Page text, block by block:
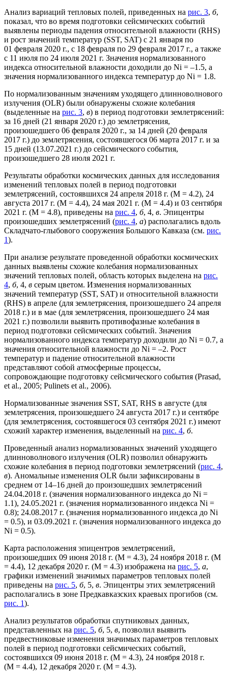
Анализ вариаций тепловых полей, приведенных на рис. 3, б,
показал, что во время подготовки сейсмических событий
выявлены периоды падения относительной влажности (RHS)
и рост значений температур (SST, SAT) с 21 января по
01 февраля 2020 г., с 18 февраля по 29 февраля 2017 г., а также
с 11 июля по 24 июля 2021 г. Значения нормализованного
индекса относительной влажности доходили до Ni = –1.5, а
значения нормализованного индекса температур до Ni = 1.8.
По нормализованным значениям уходящего длинноволнового
излучения (OLR) были обнаружены схожие колебания
(выделенные на рис. 3, в) в период подготовки землетрясений:
за 16 дней (21 января 2020 г.) до землетрясения,
произошедшего 06 февраля 2020 г., за 14 дней (20 февраля
2017 г.) до землетрясения, состоявшегося 06 марта 2017 г. и за
15 дней (13.07.2021 г.) до сейсмического события,
произошедшего 28 июля 2021 г.
Результаты обработки космических данных для исследования
изменений тепловых полей в период подготовки
землетрясений, состоявшихся 24 апреля 2018 г. (М = 4.2), 24
августа 2017 г. (М = 4.4), 24 мая 2021 г. (М = 4.4) и 03 сентября
2021 г. (М = 4.8), приведены на рис. 4, б, 4, в. Эпицентры
произошедших землетрясений (рис. 4, а) располагались вдоль
Складчато-глыбового сооружения Большого Кавказа (см. рис.
1).
При анализе результате проведенной обработки космических
данных выявлены схожие колебания нормализованных
значений тепловых полей, область которых выделена на рис.
4, б, 4, в серым цветом. Изменения нормализованных
значений температур (SST, SAT) и относительной влажности
(RHS) в апреле (для землетрясения, произошедшего 24 апреля
2018 г.) и в мае (для землетрясения, произошедшего 24 мая
2021 г.) позволили выявить противофазные колебания в
период подготовки сейсмических событий. Значения
нормализованного индекса температур доходили до Ni = 0.7, а
значения относительной влажности до Ni = –2. Рост
температур и падение относительной влажности
представляют собой атмосферные процессы,
сопровождающие подготовку сейсмического события (Prasad,
et al., 2005; Pulinets et al., 2006).
Нормализованные значения SST, SAT, RHS в августе (для
землетрясения, произошедшего 24 августа 2017 г.) и сентябре
(для землетрясения, состоявшегося 03 сентября 2021 г.) имеют
схожий характер изменения, выделенный на рис. 4, б.
Проведенный анализ нормализованных значений уходящего
длинноволнового излучения (OLR) позволил обнаружить
схожие колебания в период подготовки землетрясений (рис. 4,
в). Аномальные изменения OLR были зафиксированы в
среднем от 14–16 дней до произошедших землетрясений
24.04.2018 г. (значения нормализованного индекса до Ni =
1.1), 24.05.2021 г. (значения нормализованного индекса Ni =
0.8); 24.08.2017 г. (значения нормализованного индекса до Ni
= 0.5), и 03.09.2021 г. (значения нормализованного индекса до
Ni = 0.5).
Карта расположения эпицентров землетрясений,
произошедших 09 июня 2018 г. (М = 4.3), 24 ноября 2018 г. (М
= 4.4), 12 декабря 2020 г. (М = 4.3) изображена на рис. 5, а,
графики изменений значимых параметров тепловых полей
приведены на рис. 5, б, 5, в. Эпицентры этих землетрясений
располагались в зоне Предкавказских краевых прогибов (см.
рис. 1).
Анализ результатов обработки спутниковых данных,
представленных на рис. 5, б, 5, в, позволил выявить
предвестниковые изменения значимых параметров тепловых
полей в период подготовки сейсмических событий,
состоявшихся 09 июня 2018 г. (М = 4.3), 24 ноября 2018 г.
(М = 4.4), 12 декабря 2020 г. (М = 4.3).